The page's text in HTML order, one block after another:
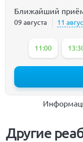
Ближайший
09 августа 11
11:00
Другие